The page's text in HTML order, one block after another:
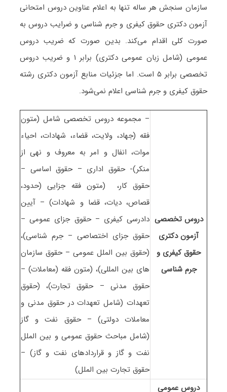
سازمان سنجش هر ساله تنها به اعلام عناوین دروس امتحانی
آزمون دکتری ﺣﻘﻮق کیفری و جرم شناسی و ضرایب دروس به
صورت کلی اقدام می‌کند. بدین صورت که ضریب دروس
عمومی (شامل زبان عمومی دکتری) برابر ۱ و ضریب دروس
تخصصی برابر ۵ است. اما جزئیات منابع آزمون دکتری رشته
ﺣﻘﻮق کیفری و جرم شناسی اعلام نمی‌شود.
دروس تخصصی
آزمون دکتری
ﺣﻘﻮق کیفری و
جرم شناسی
– مجموعه دروس تخصصی شامل (متون
فقه (جهاد، ولایت، قضاء، شهادات، احیاء
موات، انفال و امر به معروف و نهی از
منکر)- حقوق اداری – حقوق اساسی –
حقوق کار، (متون فقه جزایی (حدود،
قصاص، دیات، قضا و شهادات) – آیین
دادرسی کیفری – حقوق جزای عمومی –
حقوق جزای اختصاصی – جرم شناسی)،
(حقوق بین الملل عمومی – حقوق سازمان
های بین المللی)، (متون فقه (معاملات) –
حقوق مدنی – حقوق تجارت)، (حقوق
تعهدات (شامل تعهدات در حقوق مدنی و
معاملات دولتی) – حقوق نفت و گاز
(شامل مباحث حقوق عمومی و بین الملل
نفت و گاز و قراردادهای نفت و گاز) –
حقوق تجارت بین الملل)
دروس عمومی